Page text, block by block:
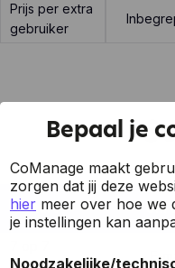
Prijs per extra
gebruiker
Feature
E-
Bepaal je
CoManage maakt
zorgen dat jij deze
hier meer over hoe we
je instellingen kan
Noodzakelijke/